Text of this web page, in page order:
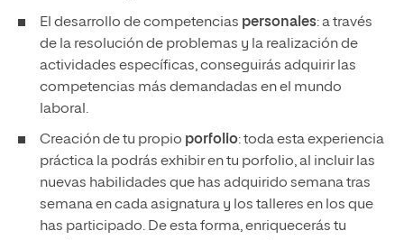
El desarrollo de competencias personales: a través
de la resolución de problemas y la realización de
actividades específicas, conseguirás adquirir las
competencias más demandadas en el mundo
laboral.
Creación de tu propio porfolio: toda esta experiencia
práctica la podrás exhibir en tu porfolio, al incluir las
nuevas habilidades que has adquirido semana tras
semana en cada asignatura y los talleres en los que
has participado. De esta forma, enriquecerás tu